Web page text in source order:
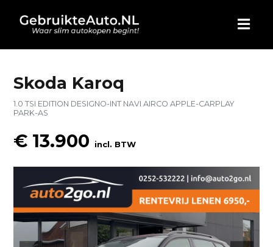
HOME
AUTO KOPEN
ADVERTEREN
WIE ZIJN WIJ
CONTACT
Skoda Karoq
1.0 TSI EDITION DESIGNO-INT NAVI AIRCO APPLE-CARPLAY
PARK-AS
€ 13.900 incl. BTW